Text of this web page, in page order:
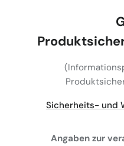
Sicherheits- und
Angaben zur